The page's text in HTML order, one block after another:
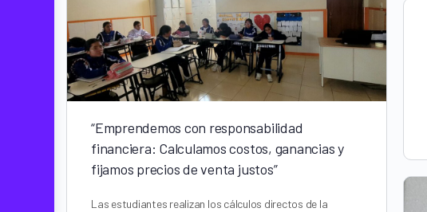
“Emprendemos con responsabilidad
financiera: Calculamos costos, ganancias y
fijamos precios de venta justos”
Las estudiantes realizan los cálculos directos de la